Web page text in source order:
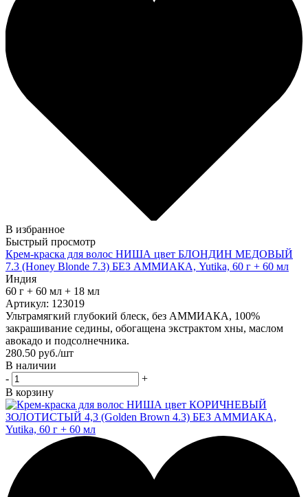
В избранное
Быстрый просмотр
Крем-краска для волос НИША цвет БЛОНДИН МЕДОВЫЙ
7.3 (Honey Blonde 7.3) БЕЗ АММИАКА, Yutika, 60 г + 60 мл
Индия
60 г + 60 мл + 18 мл
Артикул: 123019
Ультрамягкий глубокий блеск, без АММИАКА, 100%
закрашивание седины, обогащена экстрактом хны, маслом
авокадо и подсолнечника.
280.50 руб./шт
В наличии
-
+
В корзину